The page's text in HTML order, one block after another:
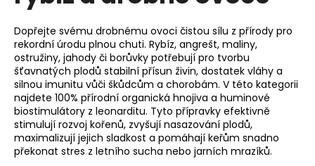
Dopřejte svému drobnému ovoci čistou sílu z přírody pro
rekordní úrodu plnou chuti. Rybíz, angrešt, maliny,
ostružiny, jahody či borůvky potřebují pro tvorbu
šťavnatých plodů stabilní přísun živin, dostatek vláhy a
silnou imunitu vůči škůdcům a chorobám. V této kategorii
najdete 100% přírodní organická hnojiva a huminové
biostimulátory z leonarditu. Tyto přípravky efektivně
stimulují rozvoj kořenů, zvyšují nasazování plodů,
maximalizují jejich sladkost a pomáhají keřům snadno
překonat stres z letního sucha nebo jarních mrazíků.
o
p
o
t
ř
e
b
u
j